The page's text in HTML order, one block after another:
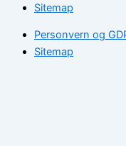
Sitemap
Personvern og
Sitemap